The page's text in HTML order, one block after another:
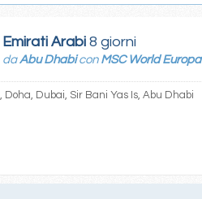
Emirati Arabi 8 giorni
daAbu Dhabicon MSC World Europa
Dubai, Sir Bani Yas Is, Abu Dhabi